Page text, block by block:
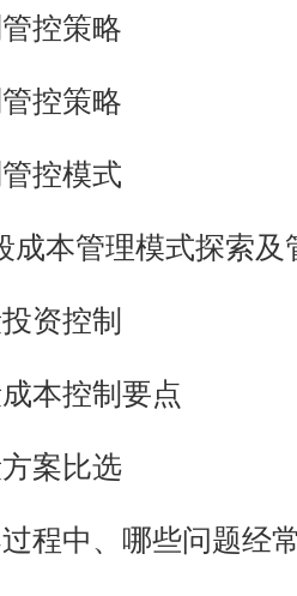
控策略
控策略
控模式
本管理模式探索及
资控制
本控制要点
案比选
中、哪些问题经